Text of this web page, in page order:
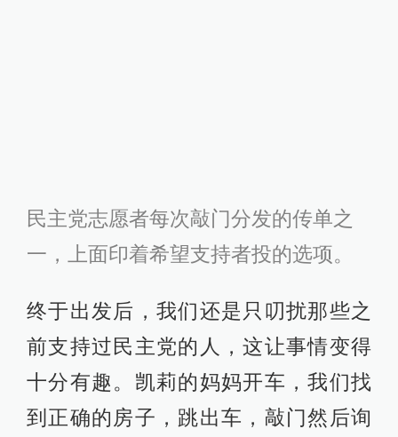
民主党志愿者每次敲门分发的传单之
一，上面印着希望支持者投的选项。
终于出发后，我们还是只叨扰那些之
前支持过民主党的人，这让事情变得
十分有趣。凯莉的妈妈开车，我们找
到正确的房子，跳出车，敲门然后询